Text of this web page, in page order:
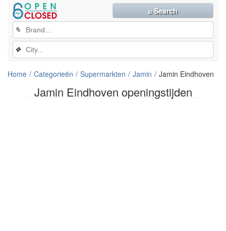
Jamin Eindhoven openingstijden
✎
❖
⌕ Search
Home Categorieën Supermarkten Jamin Jamin Eindhoven